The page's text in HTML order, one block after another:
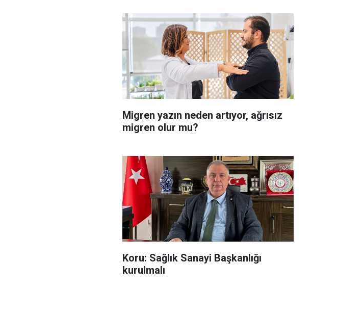
Migren yazın neden artıyor, ağrısız
migren olur mu?
Koru: Sağlık Sanayi Başkanlığı
kurulmalı